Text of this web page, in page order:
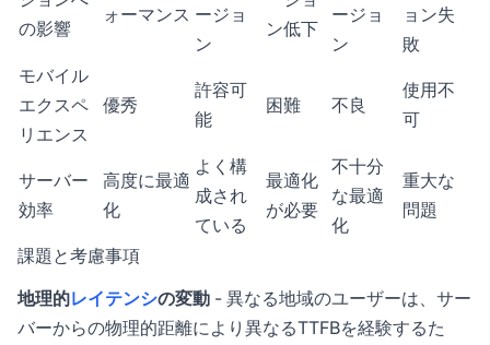
の影響
ォーマンス ージョ
ン
ン低下
ージョ
ン
ョン失
敗
モバイル
エクスペ
リエンス
優秀
許容可
能
困難 不良
使用不
可
サーバー
効率
高度に最適
化
よく構
成され
ている
最適化
が必要
不十分
な最適
化
重大な
問題
課題と考慮事項
地理的レイテンシの変動 - 異なる地域のユーザーは、サー
バーからの物理的距離により異なるTTFBを経験するた